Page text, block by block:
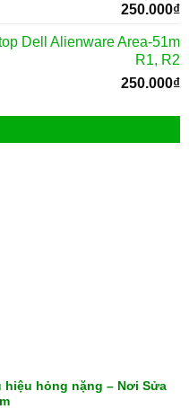
250.000₫
Dell Alienware Area-51m
R1, R2
250.000₫
hiệu hỏng nặng – Nơi Sửa